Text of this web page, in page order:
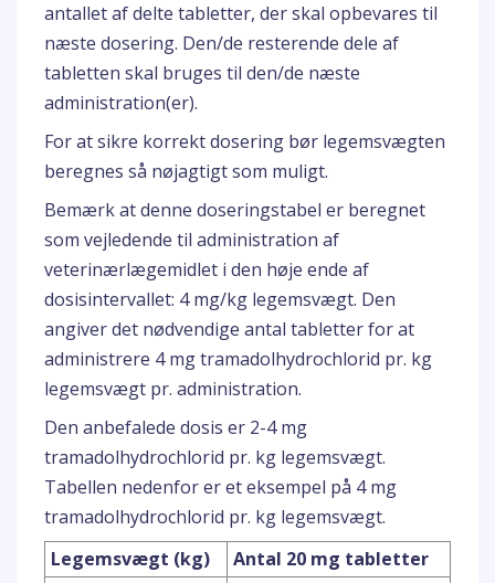
antallet af delte tabletter, der skal opbevares til
næste dosering. Den/de resterende dele af
tabletten skal bruges til den/de næste
administration(er).
For at sikre korrekt dosering bør legemsvægten
beregnes så nøjagtigt som muligt.
Bemærk at denne doseringstabel er beregnet
som vejledende til administration af
veterinærlægemidlet i den høje ende af
dosisintervallet: 4 mg/kg legemsvægt. Den
angiver det nødvendige antal tabletter for at
administrere 4 mg tramadolhydrochlorid pr. kg
legemsvægt pr. administration.
Den anbefalede dosis er 2-4 mg
tramadolhydrochlorid pr. kg legemsvægt.
Tabellen nedenfor er et eksempel på 4 mg
tramadolhydrochlorid pr. kg legemsvægt.
Legemsvægt (kg)
Antal 20 mg tabletter